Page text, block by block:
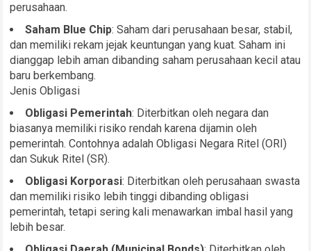
perusahaan.
Saham Blue Chip: Saham dari perusahaan besar, stabil,
dan memiliki rekam jejak keuntungan yang kuat. Saham ini
dianggap lebih aman dibanding saham perusahaan kecil atau
baru berkembang.
Jenis Obligasi
Obligasi Pemerintah: Diterbitkan oleh negara dan
biasanya memiliki risiko rendah karena dijamin oleh
pemerintah. Contohnya adalah Obligasi Negara Ritel (ORI)
dan Sukuk Ritel (SR).
Obligasi Korporasi: Diterbitkan oleh perusahaan swasta
dan memiliki risiko lebih tinggi dibanding obligasi
pemerintah, tetapi sering kali menawarkan imbal hasil yang
lebih besar.